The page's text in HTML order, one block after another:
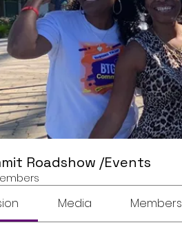
Roadshow /Events
Media Members